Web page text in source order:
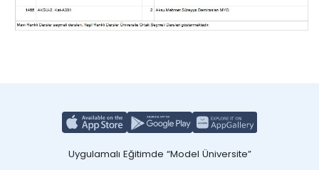
Uygulamalı Eğitimde “Model Üniversite”